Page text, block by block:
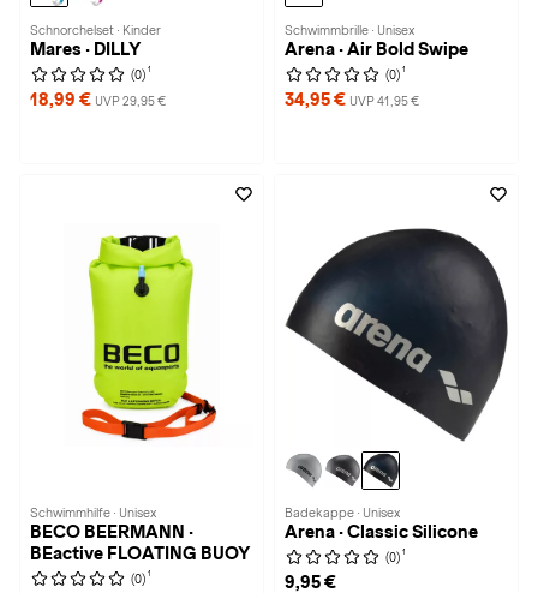
Schnorchelset · Kinder
Mares · DILLY
(0) 1
18,99 € UVP 29,95 €
Schwimmbrille · Unisex
Arena · Air Bold Swipe
(0) 1
34,95 € UVP 41,95 €
Schwimmhilfe · Unisex
BECO BEERMANN ·
BEactive FLOATING BUOY
(0) 1
Badekappe · Unisex
Arena · Classic Silicone
(0) 1
9,95 €